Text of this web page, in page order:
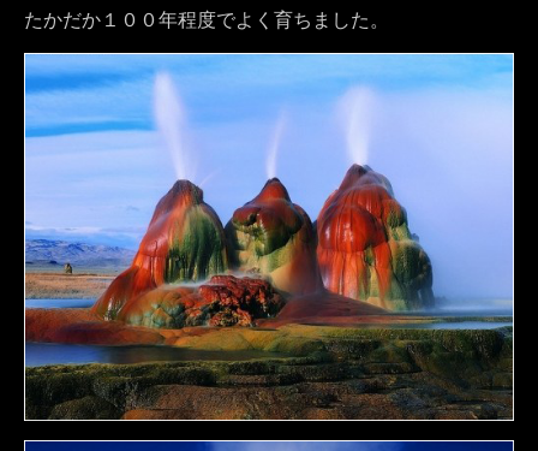
たかだか１００年程度でよく育ちました。